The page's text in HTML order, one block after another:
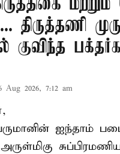
திருத்தணி
குவிந்த
Aug 2026, 7:12 am
ஐந்தாம்